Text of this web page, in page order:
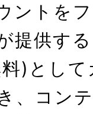
ントを
提供す
)とし
、コン